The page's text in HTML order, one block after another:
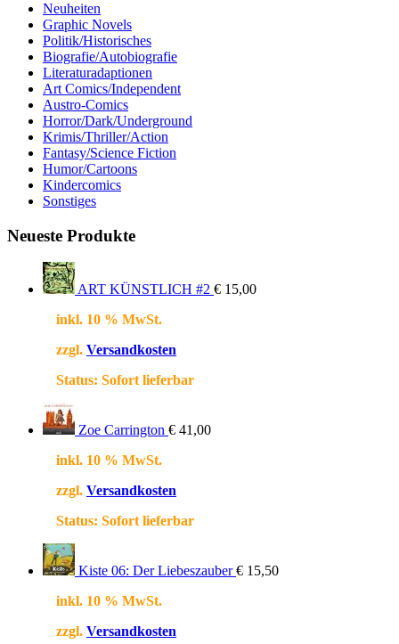
Neuheiten
Graphic Novels
Politik/Historisches
Biografie/Autobiografie
Literaturadaptionen
Art Comics/Independent
Austro-Comics
Horror/Dark/Underground
Krimis/Thriller/Action
Fantasy/Science Fiction
Humor/Cartoons
Kindercomics
Sonstiges
Neueste Produkte
ART KÜNSTLICH #2 € 15,00
inkl. 10 % MwSt.
zzgl. Versandkosten
Status: Sofort lieferbar
Zoe Carrington € 41,00
inkl. 10 % MwSt.
zzgl. Versandkosten
Status: Sofort lieferbar
Kiste 06: Der Liebeszauber € 15,50
inkl. 10 % MwSt.
zzgl. Versandkosten